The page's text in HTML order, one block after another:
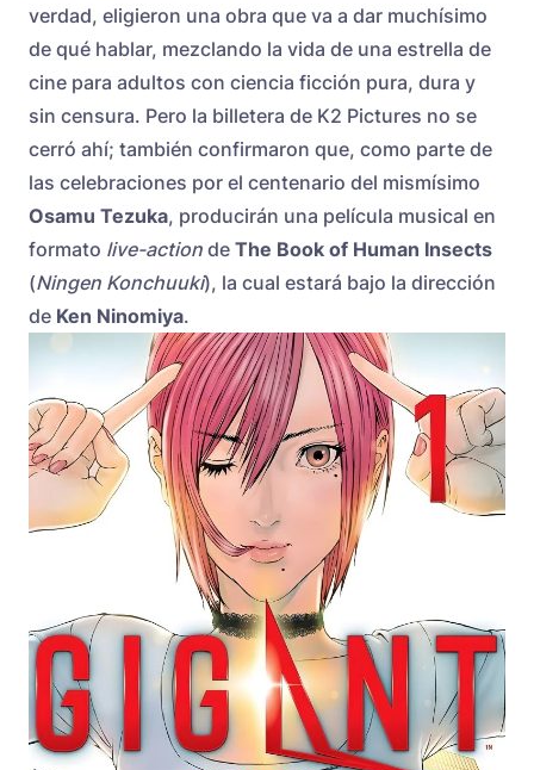
verdad, eligieron una obra que va a dar muchísimo
de qué hablar, mezclando la vida de una estrella de
cine para adultos con ciencia ficción pura, dura y
sin censura. Pero la billetera de K2 Pictures no se
cerró ahí; también confirmaron que, como parte de
las celebraciones por el centenario del mismísimo
Osamu Tezuka, producirán una película musical en
formato live-action de The Book of Human Insects
(Ningen Konchuuki), la cual estará bajo la dirección
de Ken Ninomiya.